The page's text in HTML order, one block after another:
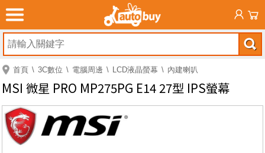
首頁 3C數位 電腦周邊 LCD液晶螢幕 內建喇叭
MSI 微星 PRO MP275PG E14 27型 IPS螢幕